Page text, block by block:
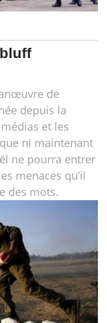
de
depuis la
et les
ni maintenant
ne pourra entrer
menaces qu’il
des mots.